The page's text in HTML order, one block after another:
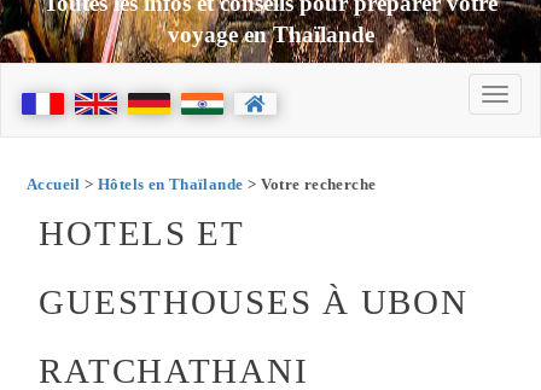
voyage en Thaïlande
Accueil > Hôtels en Thaïlande > Votre recherche
HOTELS ET
GUESTHOUSES À UBON
RATCHATHANI